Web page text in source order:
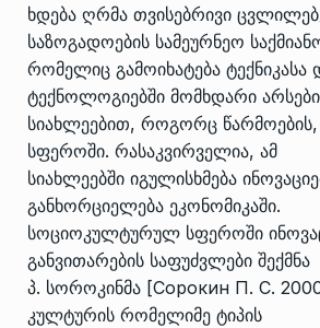
ხდება ღრმა თვისებრივი
საზოგადოების სამეურნეო
რომელიც გამოიხატება ტექნიკასა
ტექნოლოგიებში მომხდარი
სიახლეებით, როგორც წარმოების,
სფეროში. რასაკვირველია, ამ
სიახლეებში იგულისხმება
განხორციელება ეკონომიკაში.
სოციოკულტურულ სფეროში
განვითარების საფუძვლები შექმნა
პ. სოროკინმა [Сорокин П. С.
კულტურის რომელიმე ტიპის